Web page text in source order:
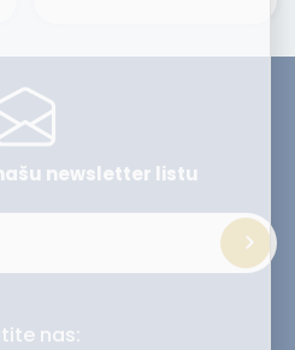
newsletter listu
nas: